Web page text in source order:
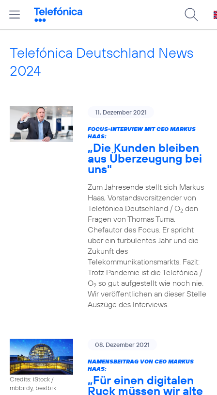
Telefónica Deutschland News
2024
11. Dezember 2021
FOCUS-INTERVIEW MIT CEO MARKUS
HAAS:
„Die Kunden bleiben
aus Überzeugung bei
uns"
Zum Jahresende stellt sich Markus
Haas, Vorstandsvorsitzender von
Telefónica Deutschland / O2den
Fragen von Thomas Tuma,
Chefautor des Focus. Er spricht
über ein turbulentes Jahr und die
Zukunft des
Telekommunikationsmarkts. Fazit:
Trotz Pandemie ist die Telefónica /
O2so gut aufgestellt wie noch nie.
Wir veröffentlichen an dieser Stelle
Auszüge des Interviews.
Credits: iStock /
mbbirdy, bestbrk
08. Dezember 2021
NAMENSBEITRAG VON CEO MARKUS
HAAS:
„Für einen digitalen
Ruck müssen wir alte